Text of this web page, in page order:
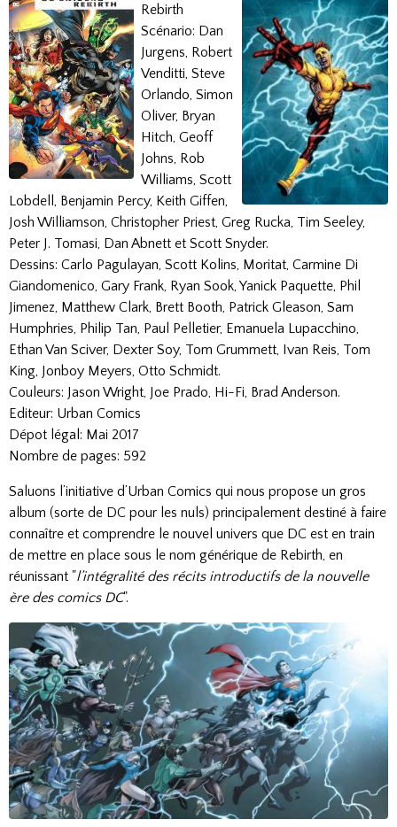
Rebirth
Scénario: Dan
Jurgens, Robert
Venditti, Steve
Orlando, Simon
Oliver, Bryan
Hitch, Geoff
Johns, Rob
Williams, Scott
Lobdell, Benjamin Percy, Keith Giffen,
Josh Williamson, Christopher Priest, Greg Rucka, Tim Seeley,
Peter J. Tomasi, Dan Abnett et Scott Snyder.
Dessins: Carlo Pagulayan, Scott Kolins, Moritat, Carmine Di
Giandomenico, Gary Frank, Ryan Sook, Yanick Paquette, Phil
Jimenez, Matthew Clark, Brett Booth, Patrick Gleason, Sam
Humphries, Philip Tan, Paul Pelletier, Emanuela Lupacchino,
Ethan Van Sciver, Dexter Soy, Tom Grummett, Ivan Reis, Tom
King, Jonboy Meyers, Otto Schmidt.
Couleurs: Jason Wright, Joe Prado, Hi-Fi, Brad Anderson.
Editeur: Urban Comics
Dépot légal: Mai 2017
Nombre de pages: 592
Saluons l’initiative d’Urban Comics qui nous propose un gros
album (sorte de DC pour les nuls) principalement destiné à faire
connaître et comprendre le nouvel univers que DC est en train
de mettre en place sous le nom générique de Rebirth, en
réunissant "l’intégralité des récits introductifs de la nouvelle
ère des comics DC".